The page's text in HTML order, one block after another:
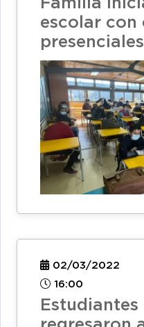
Familia
escolar con
presenciales
02/03/2022
16:00
Estudiantes